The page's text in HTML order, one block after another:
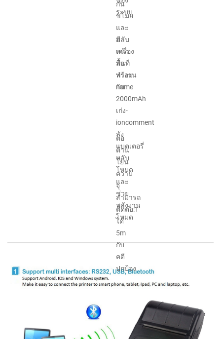
กัน
ขโมย
และ
สลับ
หน้า
พื้นที่
ทำงาน
name
ระบบ
มี
เครื่อง
มือ
พร้อม
กับ
2000mAh
เก่ง-
ioncomment
ลัง
แบตเตอรี่
หลับ
โหมด
และ
ช่วย
พลังงาน
โหมด
ต่อ
ต้าน
โยน
ความ
จุ
สามารถ
ติดต่อ:1
ได้
5m
กับ
คดี
ปกป้อง